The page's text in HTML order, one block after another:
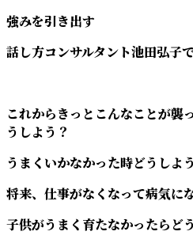
強みを引き出す
話し方コンサルタント池田弘子で
これからきっとこんなことが襲
うしよう？
うまくいかなかった時どうしよ
将来、仕事がなくなって病気に
子供がうまく育たなかったらど